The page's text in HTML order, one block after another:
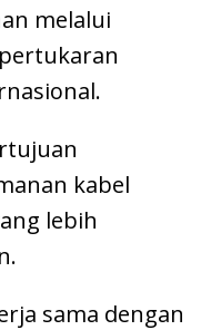
melalui
kabel
lebih
sama dengan